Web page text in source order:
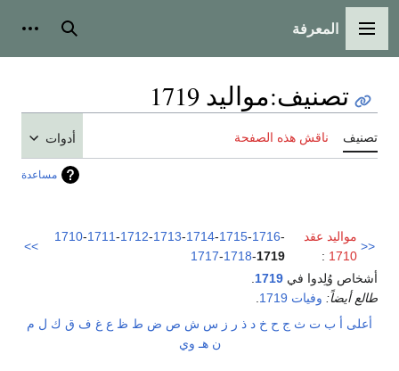
القائمة الرئيسية
المعرفة بحث
تصنيف:مواليد 1719
تصنيف ناقش هذه الصفحة أدوات
مساعدة
<<
مواليد عقد
1710
:
1710-1711-1712-1713-1714-1715-1716-
1717-1718-1719
>>
أشخاص وُلِدوا في 1719
طالع أيضاً: وفيات 1719
أعلى أ ب ت ث ج ح خ د ذ ر ز س ش ص ض ط ظ ع غ ف ق ك ل م
ن هـ وي